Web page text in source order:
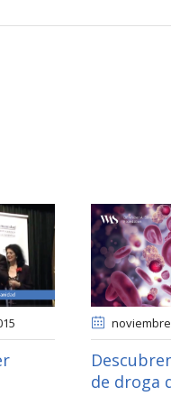
noviembre 15, 2021
Descubren un tipo
de droga que “hace